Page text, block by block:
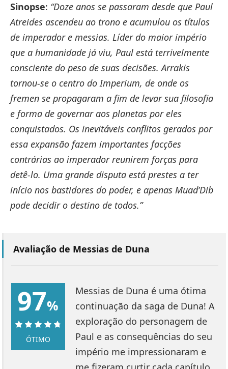
Sinopse: “Doze anos se passaram desde que Paul
Atreides ascendeu ao trono e acumulou os títulos
de imperador e messias. Líder do maior império
que a humanidade já viu, Paul está terrivelmente
consciente do peso de suas decisões. Arrakis
tornou-se o centro do Imperium, de onde os
fremen se propagaram a fim de levar sua filosofia
e forma de governar aos planetas por eles
conquistados. Os inevitáveis conflitos gerados por
essa expansão fazem importantes facções
contrárias ao imperador reunirem forças para
detê-lo. Uma grande disputa está prestes a ter
início nos bastidores do poder, e apenas Muad’Dib
pode decidir o destino de todos.”
Avaliação de Messias de Duna
97%
97%
ÓTIMO
Messias de Duna é uma ótima
continuação da saga de Duna! A
exploração do personagem de
Paul e as consequências do seu
império me impressionaram e